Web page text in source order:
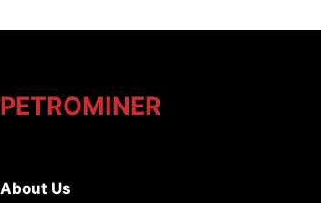
PETROMINER
About Us